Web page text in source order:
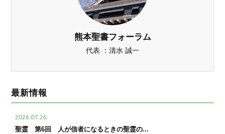
熊本聖書フォーラム
代表 ：清水 誠一
最新情報
2026.07.26
聖霊 第6回 人が信者になるときの聖霊の...